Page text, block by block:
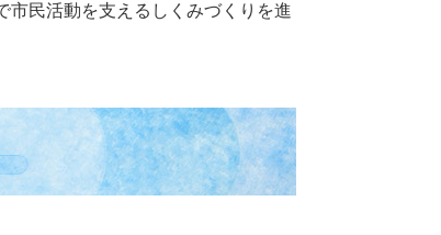
市民活動を支えるしくみづくりを進